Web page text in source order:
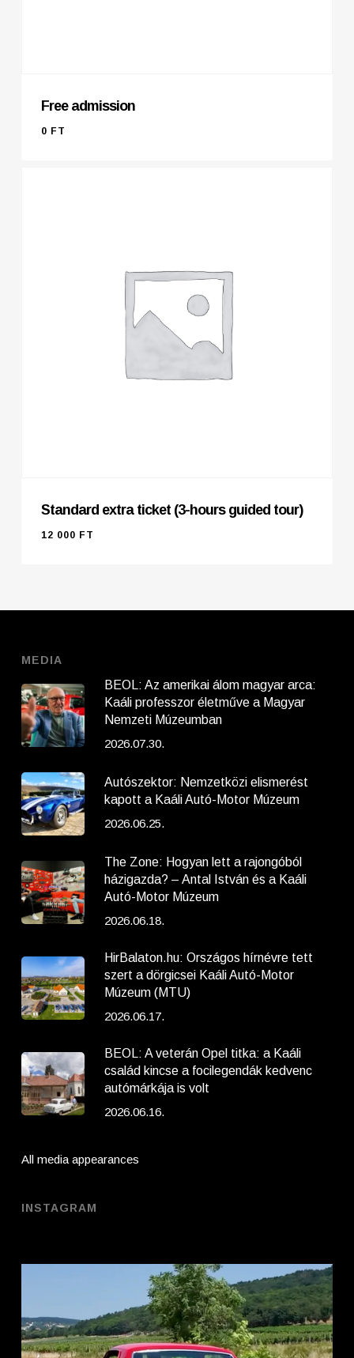
Free admission
0 FT
Standard extra ticket (3-hours guided tour)
12 000 FT
MEDIA
BEOL: Az amerikai álom magyar arca:
Kaáli professzor életműve a Magyar
Nemzeti Múzeumban
2026.07.30.
Autószektor: Nemzetközi elismerést
kapott a Kaáli Autó-Motor Múzeum
2026.06.25.
The Zone: Hogyan lett a rajongóból
házigazda? – Antal István és a Kaáli
Autó-Motor Múzeum
2026.06.18.
HirBalaton.hu: Országos hírnévre tett
szert a dörgicsei Kaáli Autó-Motor
Múzeum (MTU)
2026.06.17.
BEOL: A veterán Opel titka: a Kaáli
család kincse a focilegendák kedvenc
autómárkája is volt
2026.06.16.
All media appearances
INSTAGRAM